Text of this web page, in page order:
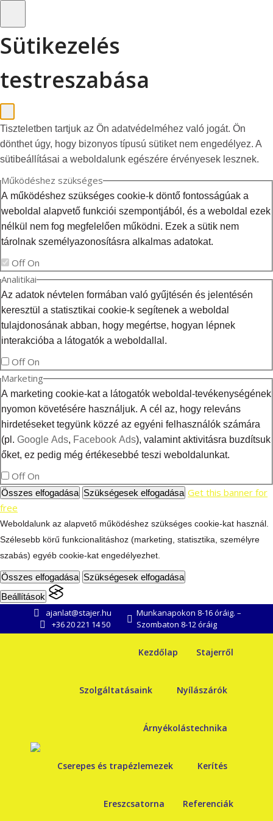
Sütikezelés
testreszabása
Tiszteletben tartjuk az Ön adatvédelméhez való jogát. Ön
dönthet úgy, hogy bizonyos típusú sütiket nem engedélyez. A
sütibeállításai a weboldalunk egészére érvényesek lesznek.
Működéshez szükséges
A működéshez szükséges cookie-k döntő fontosságúak a
weboldal alapvető funkciói szempontjából, és a weboldal ezek
nélkül nem fog megfelelően működni. Ezek a sütik nem
tárolnak személyazonosításra alkalmas adatokat.
Off On
Analitikai
Az adatok névtelen formában való gyűjtésén és jelentésén
keresztül a statisztikai cookie-k segítenek a weboldal
tulajdonosának abban, hogy megértse, hogyan lépnek
interakcióba a látogatók a weboldallal.
Off On
Marketing
A marketing cookie-kat a látogatók weboldal-tevékenységének
nyomon követésére használjuk. A cél az, hogy releváns
hirdetéseket tegyünk közzé az egyéni felhasználók számára
(pl. Google Ads, Facebook Ads), valamint aktivitásra buzdítsuk
őket, ez pedig még értékesebbé teszi weboldalunkat.
Off On
Összes elfogadása Szükségesek elfogadása Get this banner for
free
Weboldalunk az alapvető működéshez szükséges cookie-kat használ.
Szélesebb körű funkcionalitáshoz (marketing, statisztika, személyre
szabás) egyéb cookie-kat engedélyezhet.
Összes elfogadása Szükségesek elfogadása
Beállítások
ajanlat@stajer.hu
+36 20 221 14 50
Munkanapokon 8-16 óráig. –
Szombaton 8-12 óráig
Kezdőlap Stajerről
Szolgáltatásaink Nyílászárók
Árnyékolástechnika
Cserepes és trapézlemezek Kerítés
Ereszcsatorna Referenciák